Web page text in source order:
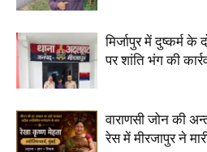
मिर्जापुर में दुष्कर्म के
पर शांति भंग की
वाराणसी जोन की
रेस में मीरजापुर ने